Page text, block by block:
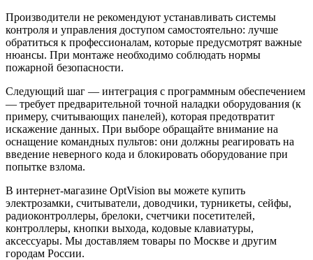
Производители не рекомендуют устанавливать системы
контроля и управления доступом самостоятельно: лучше
обратиться к профессионалам, которые предусмотрят важные
нюансы. При монтаже необходимо соблюдать нормы
пожарной безопасности.
Следующий шаг — интеграция с программным обеспечением
— требует предварительной точной наладки оборудования (к
примеру, считывающих панелей), которая предотвратит
искажение данных. При выборе обращайте внимание на
оснащение командных пультов: они должны реагировать на
введение неверного кода и блокировать оборудование при
попытке взлома.
В интернет-магазине OptVision вы можете купить
электрозамки, считыватели, доводчики, турникеты, сейфы,
радиоконтроллеры, брелоки, счетчики посетителей,
контроллеры, кнопки выхода, кодовые клавиатуры,
аксессуары. Мы доставляем товары по Москве и другим
городам России.